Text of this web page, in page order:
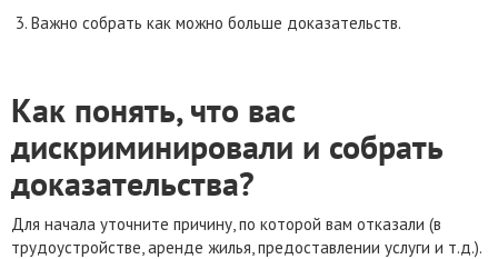
Важно собрать как можно больше доказательств.
Как понять, что вас
дискриминировали и собрать
доказательства?
Для начала уточните причину, по которой вам отказали (в
трудоустройстве, аренде жилья, предоставлении услуги и т.д.).